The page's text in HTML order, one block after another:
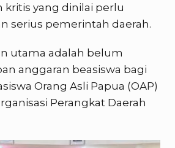
kritis yang dinilai perlu
serius pemerintah daerah.
utama adalah belum
anggaran beasiswa bagi
Orang Asli Papua (OAP)
Perangkat Daerah